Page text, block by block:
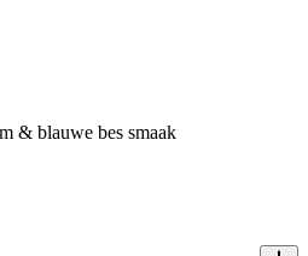
& blauwe bes smaak